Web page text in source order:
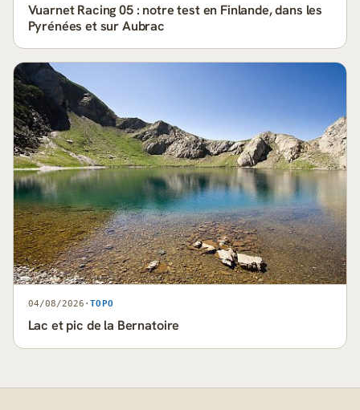
Vuarnet Racing 05 : notre test en Finlande, dans les
Pyrénées et sur Aubrac
04/08/2026 · TOPO
Lac et pic de la Bernatoire